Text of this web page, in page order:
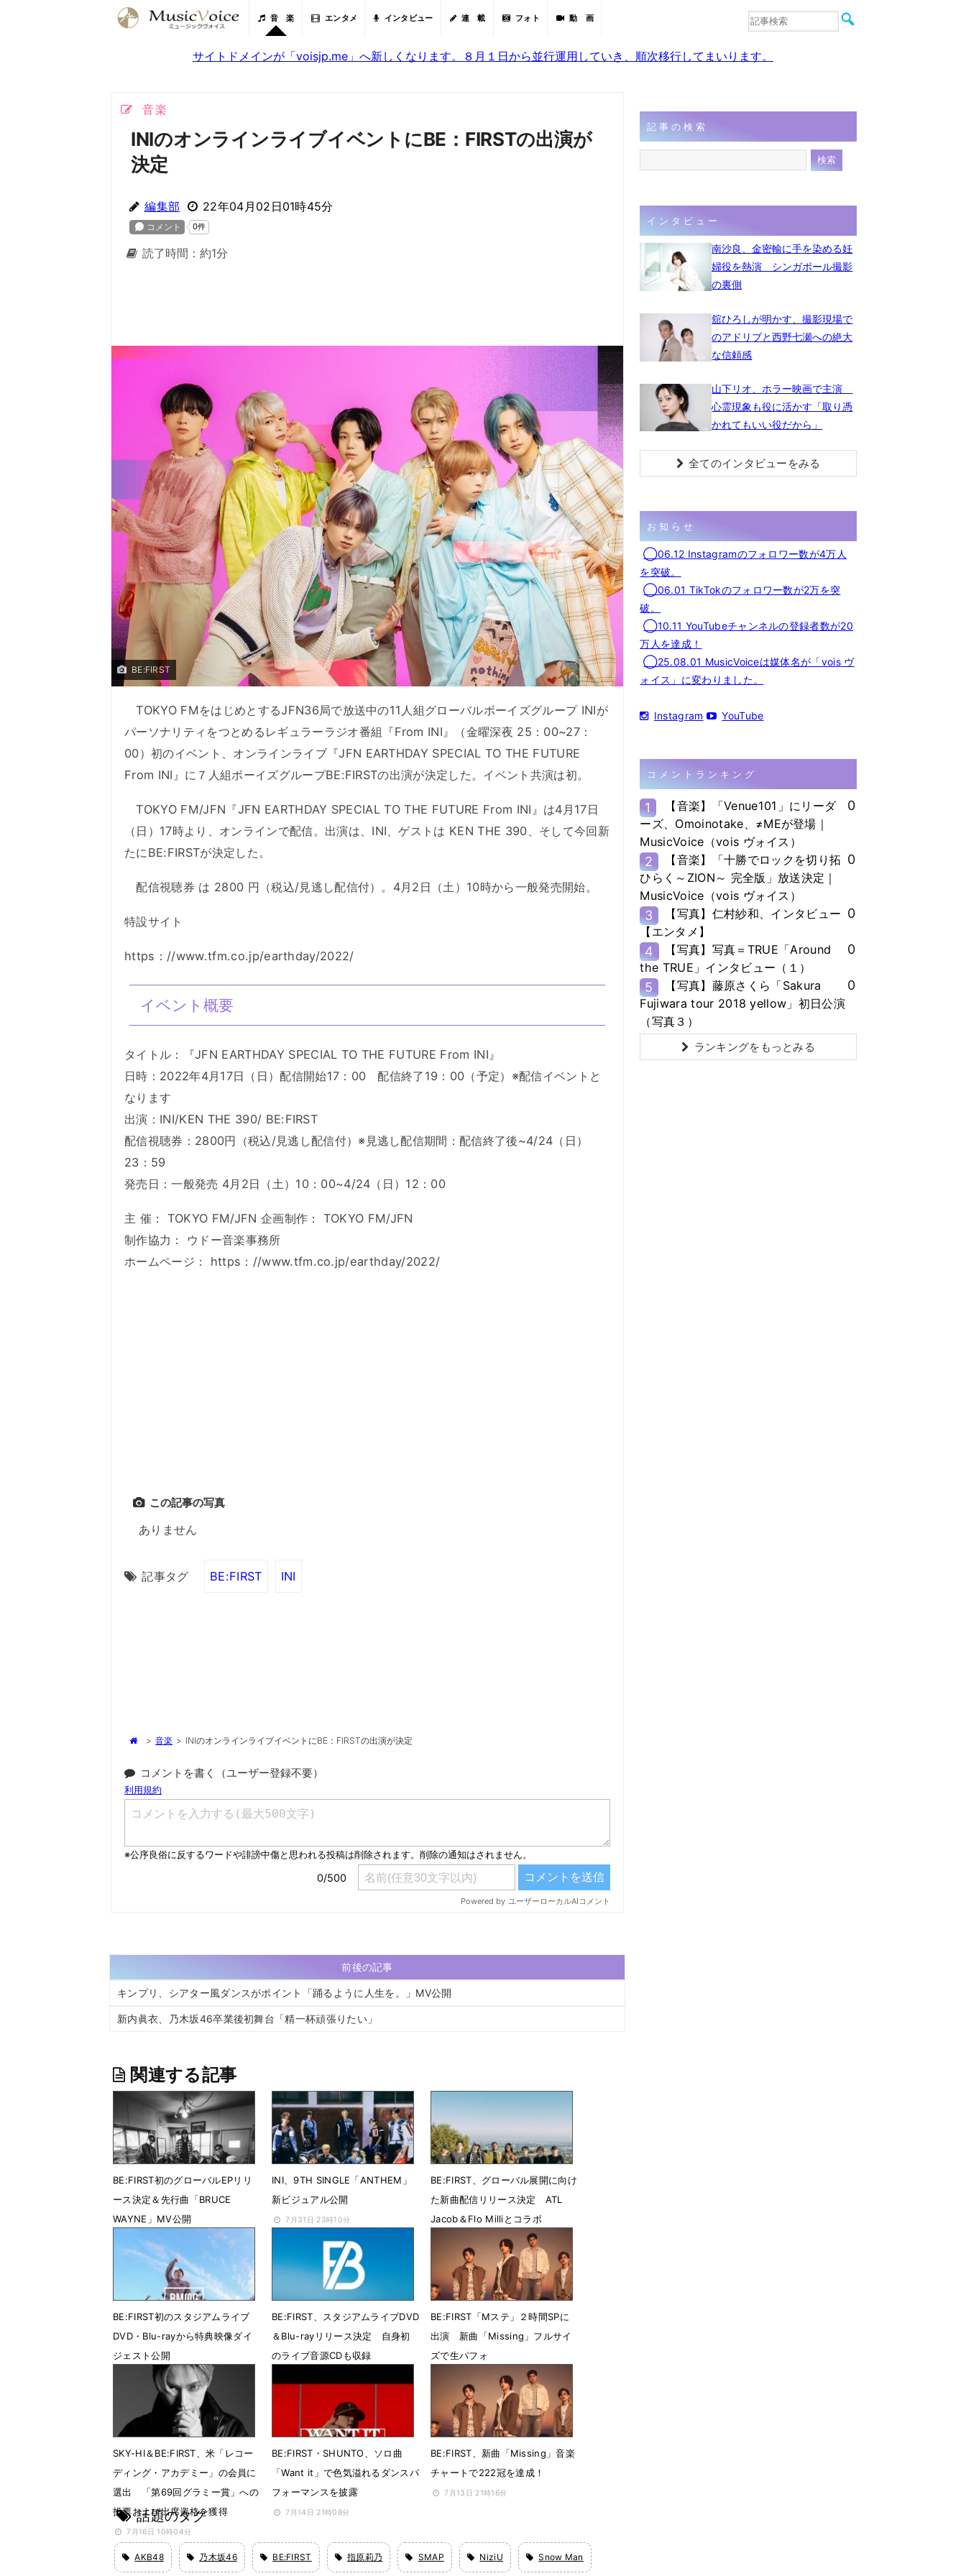
音 楽 エンタメ インタビュー 連 載 フォト 動 画
音楽
サイトドメインが「voisjp.me」へ新しくなります。８月１日から並行運用していき、順次移行してまいります。
音楽
INIのオンラインライブイベントにBE：FIRSTの出演が
決定
編集部 22年04月02日01時45分
読了時間：約1分
BE:FIRST
TOKYO FMをはじめとするJFN36局で放送中の11人組グローバルボーイズグループ INIが
パーソナリティをつとめるレギュラーラジオ番組『From INI』（金曜深夜 25：00~27：
00）初のイベント、オンラインライブ『JFN EARTHDAY SPECIAL TO THE FUTURE
From INI』に７人組ボーイズグループBE:FIRSTの出演が決定した。イベント共演は初。
TOKYO FM/JFN『JFN EARTHDAY SPECIAL TO THE FUTURE From INI』は4月17日
（日）17時より、オンラインで配信。出演は、INI、ゲストは KEN THE 390、そして今回新
たにBE:FIRSTが決定した。
配信視聴券 は 2800 円（税込/見逃し配信付）。4月2日（土）10時から一般発売開始。
特設サイト
https：//www.tfm.co.jp/earthday/2022/
イベント概要
タイトル：『JFN EARTHDAY SPECIAL TO THE FUTURE From INI』
日時：2022年4月17日（日）配信開始17：00 配信終了19：00（予定）※配信イベントと
なります
出演：INI/KEN THE 390/ BE:FIRST
配信視聴券：2800円（税込/見逃し配信付）※見逃し配信期間：配信終了後~4/24（日）
23：59
発売日：一般発売 4月2日（土）10：00~4/24（日）12：00
主 催： TOKYO FM/JFN 企画制作： TOKYO FM/JFN
制作協力： ウドー音楽事務所
ホームページ： https：//www.tfm.co.jp/earthday/2022/
この記事の写真
ありません
記事タグ BE:FIRST INI
> 音楽 > INIのオンラインライブイベントにBE：FIRSTの出演が決定
コメントを書く（ユーザー登録不要）
前後の記事
キンプリ、シアター風ダンスがポイント「踊るように人生を。」MV公開
新内眞衣、乃木坂46卒業後初舞台「精一杯頑張りたい」
関連する記事
BE:FIRST初のグローバルEPリリ
ース決定＆先行曲「BRUCE
WAYNE」MV公開
7月31日 23時27分
INI、9TH SINGLE「ANTHEM」
新ビジュアル公開
7月31日 23時10分
BE:FIRST、グローバル展開に向け
た新曲配信リリース決定 ATL
Jacob＆Flo Milliとコラボ
7月28日 08時00分
BE:FIRST初のスタジアムライブ
DVD・Blu-rayから特典映像ダイ
ジェスト公開
7月26日 12時42分
BE:FIRST、スタジアムライブDVD
＆Blu-rayリリース決定 自身初
のライブ音源CDも収録
BE:FIRST「Mステ」２時間SPに
出演 新曲「Missing」フルサイ
ズで生パフォ
7月18日 11時08分
SKY-HI＆BE:FIRST、米「レコー
ディング・アカデミー」の会員に
選出 「第69回グラミー賞」への
投票および出席資格を獲得
7月16日 10時04分
BE:FIRST・SHUNTO、ソロ曲
「Want it」で色気溢れるダンスパ
フォーマンスを披露
7月14日 21時08分
BE:FIRST、新曲「Missing」音楽
チャートで222冠を達成！
7月13日 21時16分
話題のタグ
AKB48 乃木坂46 BE:FIRST 指原莉乃 SMAP NiziU Snow Man
記事の検索
インタビュー
南沙良、金密輸に手を染める妊
婦役を熱演 シンガポール撮影
の裏側
舘ひろしが明かす、撮影現場で
のアドリブと西野七瀬への絶大
な信頼感
山下リオ、ホラー映画で主演
心霊現象も役に活かす「取り憑
かれてもいい役だから」
全てのインタビューをみる
お知らせ
◯06.12 Instagramのフォロワー数が4万人
を突破。
◯06.01 TikTokのフォロワー数が2万を突
破。
◯10.11 YouTubeチャンネルの登録者数が20
万人を達成！
◯25.08.01 MusicVoiceは媒体名が「vois ヴ
ォイス」に変わりました。
Instagram YouTube
コメントランキング
1
【音楽】「Venue101」にリーダ
ーズ、Omoinotake、≠MEが登場｜
MusicVoice（vois ヴォイス）
0
2
【音楽】「十勝でロックを切り拓
ひらく～ZION～ 完全版」放送決定｜
MusicVoice（vois ヴォイス）
0
3
【写真】仁村紗和、インタビュー
【エンタメ】
0
4
【写真】写真＝TRUE「Around
the TRUE」インタビュー（１）
0
5
【写真】藤原さくら「Sakura
Fujiwara tour 2018 yellow」初日公演
（写真３）
0
ランキングをもっとみる